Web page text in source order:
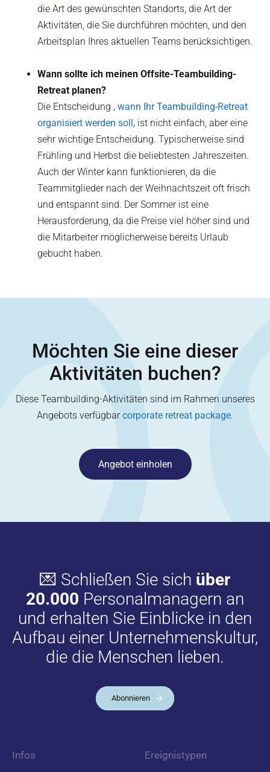
die Art des gewünschten Standorts, die Art der
Aktivitäten, die Sie durchführen möchten, und den
Arbeitsplan Ihres aktuellen Teams berücksichtigen.
Wann sollte ich meinen Offsite-Teambuilding-
Retreat planen?
Die Entscheidung , wann Ihr Teambuilding-Retreat
organisiert werden soll, ist nicht einfach, aber eine
sehr wichtige Entscheidung. Typischerweise sind
Frühling und Herbst die beliebtesten Jahreszeiten.
Auch der Winter kann funktionieren, da die
Teammitglieder nach der Weihnachtszeit oft frisch
und entspannt sind. Der Sommer ist eine
Herausforderung, da die Preise viel höher sind und
die Mitarbeiter möglicherweise bereits Urlaub
gebucht haben.
Möchten Sie eine dieser
Aktivitäten buchen?
Diese Teambuilding-Aktivitäten sind im Rahmen unseres
Angebots verfügbarcorporate retreat package.
Angebot einholen
💌 Schließen Sie sich über
20.000 Personalmanagern an
und erhalten Sie Einblicke in den
Aufbau einer Unternehmenskultur,
die die Menschen lieben.
Abonnieren
Infos Ereignistypen